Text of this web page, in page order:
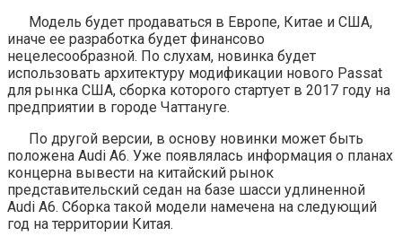
Модель будет продаваться в Европе, Китае и США,
иначе ее разработка будет финансово
нецелесообразной. По слухам, новинка будет
использовать архитектуру модификации нового Passat
для рынка США, сборка которого стартует в 2017 году на
предприятии в городе Чаттануге.
По другой версии, в основу новинки может быть
положена Audi A6. Уже появлялась информация о планах
концерна вывести на китайский рынок
представительский седан на базе шасси удлиненной
Audi A6. Сборка такой модели намечена на следующий
год на территории Китая.